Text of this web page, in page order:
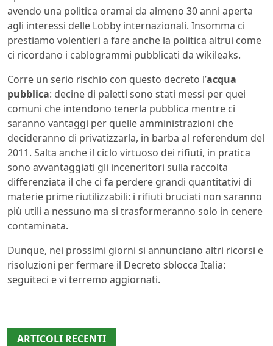
avendo una politica oramai da almeno 30 anni aperta
agli interessi delle Lobby internazionali. Insomma ci
prestiamo volentieri a fare anche la politica altrui come
ci ricordano i cablogrammi pubblicati da wikileaks.
Corre un serio rischio con questo decreto l’acqua
pubblica: decine di paletti sono stati messi per quei
comuni che intendono tenerla pubblica mentre ci
saranno vantaggi per quelle amministrazioni che
decideranno di privatizzarla, in barba al referendum del
2011. Salta anche il ciclo virtuoso dei rifiuti, in pratica
sono avvantaggiati gli inceneritori sulla raccolta
differenziata il che ci fa perdere grandi quantitativi di
materie prime riutilizzabili: i rifiuti bruciati non saranno
più utili a nessuno ma si trasformeranno solo in cenere
contaminata.
Dunque, nei prossimi giorni si annunciano altri ricorsi e
risoluzioni per fermare il Decreto sblocca Italia:
seguiteci e vi terremo aggiornati.
ARTICOLI RECENTI